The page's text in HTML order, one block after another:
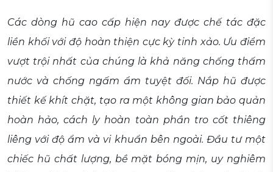
Các dòng hũ cao cấp hiện nay được chế tác đặc
liền khối với độ hoàn thiện cực kỳ tinh xảo. Ưu điểm
vượt trội nhất của chúng là khả năng chống thấm
nước và chống ngấm ẩm tuyệt đối. Nắp hũ được
thiết kế khít chặt, tạo ra một không gian bảo quản
hoàn hảo, cách ly hoàn toàn phần tro cốt thiêng
liêng với độ ẩm và vi khuẩn bên ngoài. Đầu tư một
chiếc hũ chất lượng, bề mặt bóng mịn, uy nghiêm